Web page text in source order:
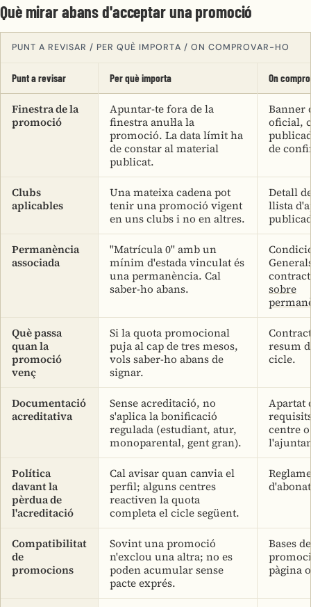
Què mirar abans d'acceptar una promoció
PUNT A REVISAR / PER QUÈ IMPORTA / ON COMPROVAR-HO
Punt a revisar Per què importa On
Finestra de la
promoció
Apuntar-te fora de la
finestra anul·la la
promoció. La data límit ha
de constar al material
publicat.
Banner
oficial,
de
Clubs
aplicables
Una mateixa cadena pot
tenir una promoció vigent
en uns clubs i no en altres.
Detall
llista
Permanència
associada
"Matrícula 0" amb un
mínim d'estada vinculat és
una permanència. Cal
saber-ho abans.
sobre
Què passa
quan la
promoció
venç
Si la quota promocional
puja al cap de tres mesos,
vols saber-ho abans de
signar.
resum
cicle.
Documentació
acreditativa
Sense acreditació, no
s'aplica la bonificació
regulada (estudiant, atur,
monoparental, gent gran).
Apartat
centre
Política
davant la
pèrdua de
l'acreditació
Cal avisar quan canvia el
perfil; alguns centres
reactiven la quota
completa el cicle següent.
Compatibilitat
de
promocions
Sovint una promoció
n'exclou una altra; no es
poden acumular sense
pacte exprés.
Bases
pàgina